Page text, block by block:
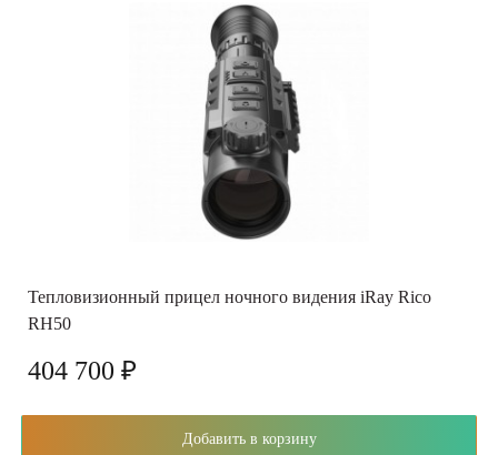
Тепловизионный прицел ночного видения iRay Rico
RH50
404 700 ₽
Добавить в корзину